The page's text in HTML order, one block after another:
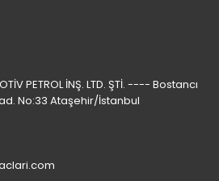
PETROL İNŞ. LTD. ŞTİ. ---- Bostancı
No:33 Ataşehir/İstanbul